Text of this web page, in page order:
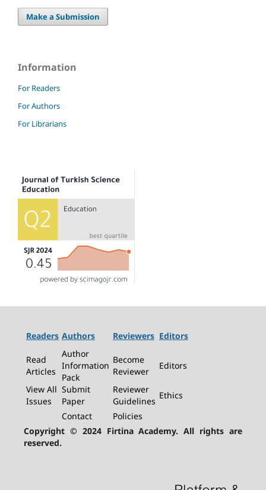
Make a Submission
Information
For Readers
For Authors
For Librarians
Readers Authors Reviewers Editors
Read
Articles
Author
Information
Pack
Become
Reviewer
Editors
View All
Issues
Submit
Paper
Reviewer
Guidelines
Ethics
Contact
Policies
Copyright © 2024 Firtina Academy. All rights are
reserved.